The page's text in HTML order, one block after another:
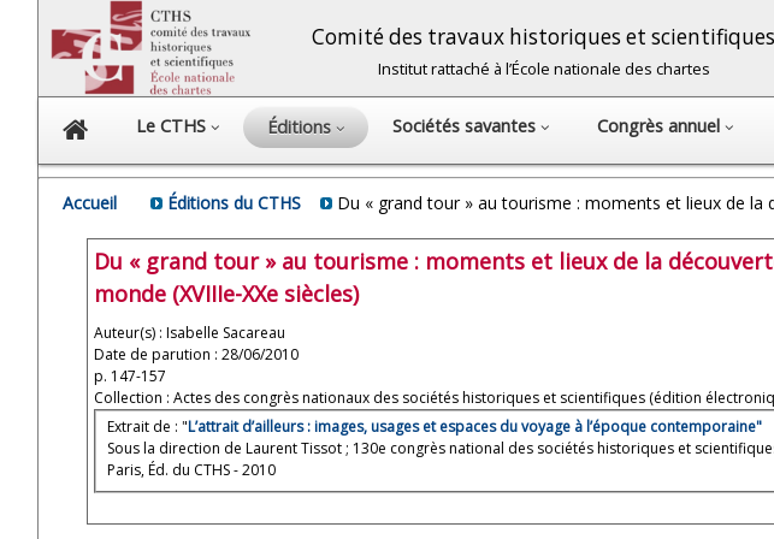
Comité des travaux historiques et scientifiques
Institut rattaché à l’École nationale des chartes
Le CTHS Éditions Sociétés savantes Congrès annuel
Accueil Éditions du CTHS Du « grand tour » au tourisme : moments et lieux de la
Du « grand tour » au tourisme : moments et lieux de la
monde (XVIIIe-XXe siècles)
Auteur(s) : Isabelle Sacareau
Date de parution : 28/06/2010
p. 147-157
Collection : Actes des congrès nationaux des sociétés historiques et scientifiques (édition
Extrait de : "L’attrait d’ailleurs : images, usages et espaces du voyage à l’époque contemporaine"
Sous la direction de Laurent Tissot ; 130e congrès national des sociétés historiques et
Paris, Éd. du CTHS - 2010